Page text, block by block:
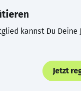
kannst Du
Jetzt